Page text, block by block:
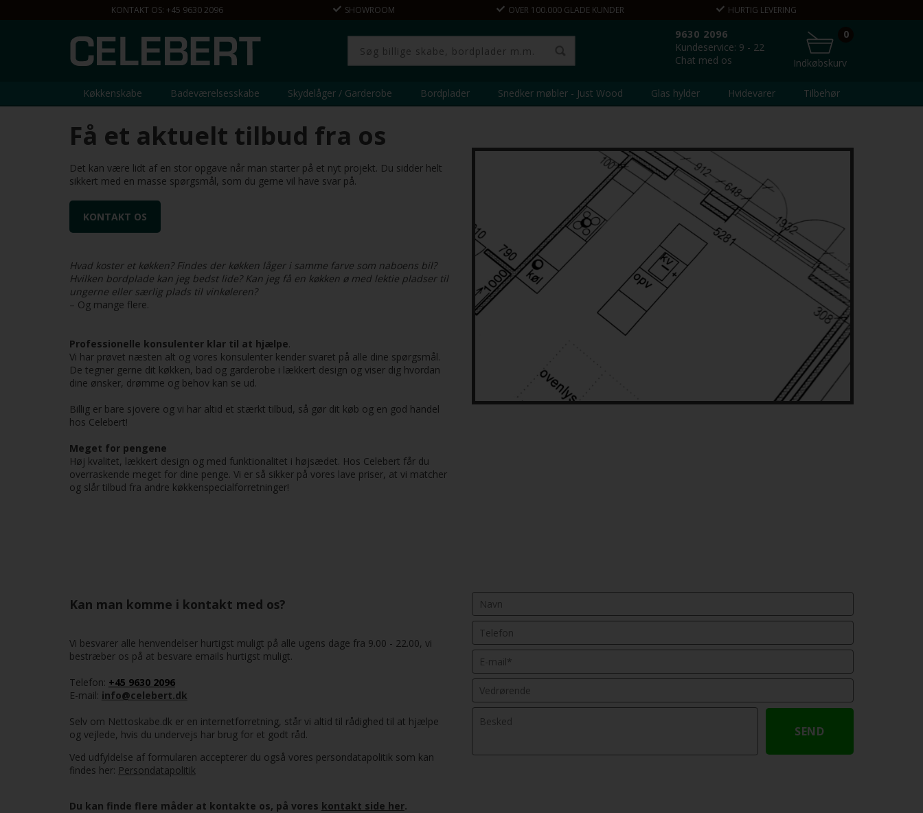
KONTAKT OS: +45 9630 2096 SHOWROOM OVER 100.000 GLADE KUNDER HURTIG LEVERING
9630 2096
Kundeservice: 9 - 22
Chat med os
Indkøbskurv
0
Køkkenskabe Badeværelsesskabe Skydelåger / Garderobe Bordplader Snedker møbler - Just Wood Glas hylder Hvidevarer Tilbehør
Få et aktuelt tilbud fra os
Det kan være lidt af en stor opgave når man starter på et nyt projekt. Du sidder helt
sikkert med en masse spørgsmål, som du gerne vil have svar på.
KONTAKT OS
Hvad koster et køkken? Findes der køkken låger i samme farve som naboens bil?
Hvilken bordplade kan jeg bedst lide? Kan jeg få en køkken ø med lektie pladser til
ungerne eller særlig plads til vinkøleren?
– Og mange flere.
Professionelle konsulenter klar til at hjælpe.
Vi har prøvet næsten alt og vores konsulenter kender svaret på alle dine spørgsmål.
De tegner gerne dit køkken, bad og garderobe i lækkert design og viser dig hvordan
dine ønsker, drømme og behov kan se ud.
Billig er bare sjovere og vi har altid et stærkt tilbud, så gør dit køb og en god handel
hos Celebert!
Meget for pengene
Høj kvalitet, lækkert design og med funktionalitet i højsædet. Hos Celebert får du
overraskende meget for dine penge. Vi er så sikker på vores lave priser, at vi matcher
og slår tilbud fra andre køkkenspecialforretninger!
Kan man komme i kontakt med os?
Vi besvarer alle henvendelser hurtigst muligt på alle ugens dage fra 9.00 - 22.00, vi
bestræber os på at besvare emails hurtigst muligt.
Telefon: +45 9630 2096
E-mail: info@celebert.dk
Selv om Nettoskabe.dk er en internetforretning, står vi altid til rådighed til at hjælpe
og vejlede, hvis du undervejs har brug for et godt råd.
Ved udfyldelse af formularen accepterer du også vores persondatapolitik som kan
findes her: Persondatapolitik
Du kan finde flere måder at kontakte os, på vores kontakt side her.